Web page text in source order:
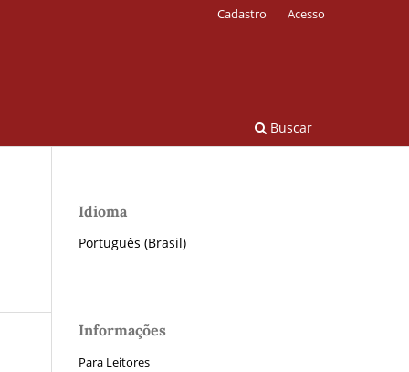
Buscar
Cadastro Acesso
Idioma
Português (Brasil)
Informações
Para Leitores